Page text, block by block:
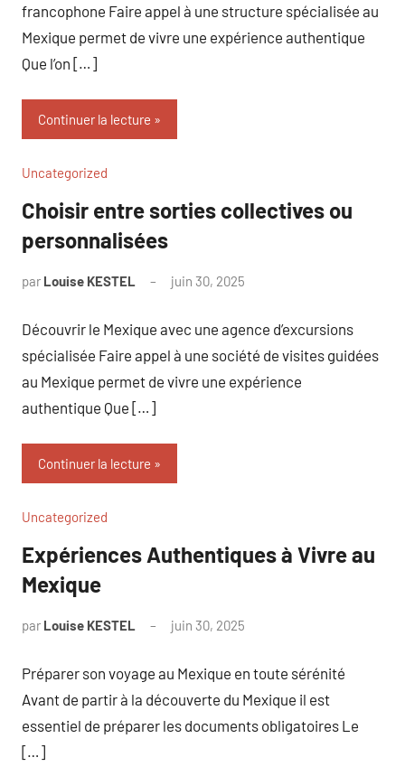
francophone Faire appel à une structure spécialisée au
Mexique permet de vivre une expérience authentique
Que l’on […]
Continuer la lecture
Uncategorized
Choisir entre sorties collectives ou
personnalisées
par Louise KESTEL juin 30, 2025
Découvrir le Mexique avec une agence d’excursions
spécialisée Faire appel à une société de visites guidées
au Mexique permet de vivre une expérience
authentique Que […]
Continuer la lecture
Uncategorized
Expériences Authentiques à Vivre au
Mexique
par Louise KESTEL juin 30, 2025
Préparer son voyage au Mexique en toute sérénité
Avant de partir à la découverte du Mexique il est
essentiel de préparer les documents obligatoires Le
[…]